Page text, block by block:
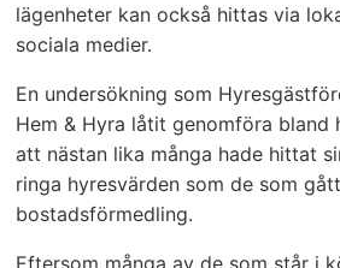
lägenheter kan också hittas via
sociala medier.
En undersökning som
Hem & Hyra låtit genomföra bland
att nästan lika många hade hittat
ringa hyresvärden som de som
bostadsförmedling.
Eftersom många av de som står i